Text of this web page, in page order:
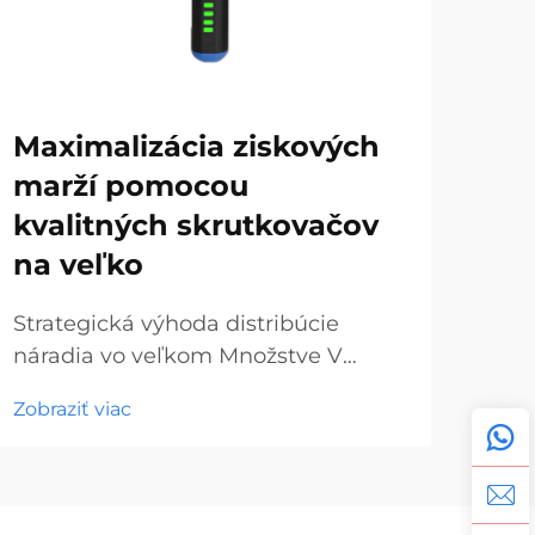
Maximalizácia ziskových
marží pomocou
kvalitných skrutkovačov
na veľko
Strategická výhoda distribúcie
náradia vo veľkom Množstve V
hardvérom a stavebným
Zobraziť viac